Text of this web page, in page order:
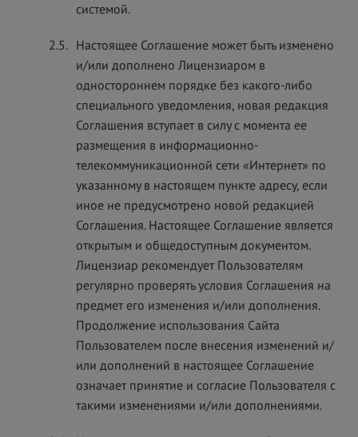
системой.
2.5. Настоящее Соглашение может быть изменено
и/или дополнено Лицензиаром в
одностороннем порядке без какого-либо
специального уведомления, новая редакция
Соглашения вступает в силу с момента ее
размещения в информационно-
телекоммуникационной сети «Интернет» по
указанному в настоящем пункте адресу, если
иное не предусмотрено новой редакцией
Соглашения. Настоящее Соглашение является
открытым и общедоступным документом.
Лицензиар рекомендует Пользователям
регулярно проверять условия Соглашения на
предмет его изменения и/или дополнения.
Продолжение использования Сайта
Пользователем после внесения изменений и/
или дополнений в настоящее Соглашение
означает принятие и согласие Пользователя с
такими изменениями и/или дополнениями.